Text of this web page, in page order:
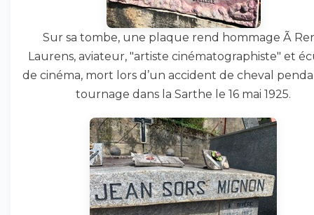
Sur sa tombe, une plaque rend hommage Ã
Laurens, aviateur, "artiste cinématographiste" et
de cinéma, mort lors d’un accident de cheval
tournage dans la Sarthe le 16 mai 1925.